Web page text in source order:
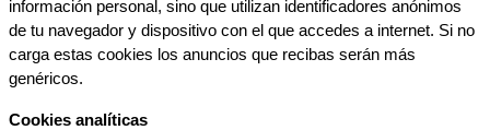
información personal, sino que utilizan identificadores anónimos
de tu navegador y dispositivo con el que accedes a internet. Si no
carga estas cookies los anuncios que recibas serán más
genéricos.
Cookies analíticas